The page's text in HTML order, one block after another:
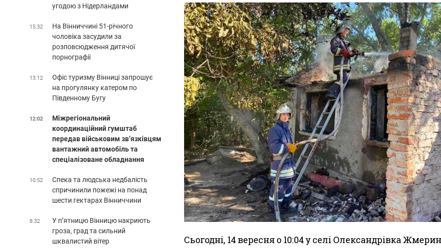
Сьогодні, 14 вересня о 10:04 у селі Олександрівка
угодою з Нідерландами
15:32
На Вінниччині 51-річного
чоловіка засудили за
розповсюдження дитячої
порнографії
13:12
Офіс туризму Вінниці запрошує
на прогулянку катером по
Південному Бугу
12:02
Міжрегіональний
координаційний гумштаб
передав військовим зв’язківцям
вантажний автомобіль та
спеціалізоване обладнання
10:52
Спека та людська недбалість
спричинили пожежі на понад
шести гектарах Вінниччини
8:32
У п’ятницю Вінницю накриють
гроза, град та сильний
шквалистий вітер